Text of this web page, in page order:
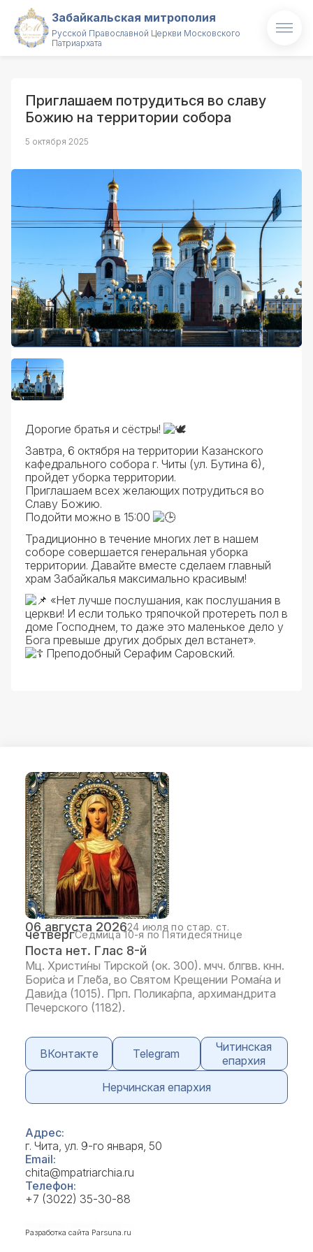
Забайкальская митрополия
Русской Православной Церкви Московского
Патриархата
Митрополит
Образование
Святые и святыни
Контакты
Приглашаем потрудиться во славу
Божию на территории собора
5 октября 2025
Дорогие братья и сёстры!
Завтра, 6 октября на территории Казанского
кафедрального собора г. Читы (ул. Бутина 6),
пройдет уборка территории.
Приглашаем всех желающих потрудиться во
Славу Божию.
Подойти можно в 15:00
Традиционно в течение многих лет в нашем
соборе совершается генеральная уборка
территории. Давайте вместе сделаем главный
храм Забайкалья максимально красивым!
«Нет лучше послушания, как послушания в
церкви! И если только тряпочкой протереть пол в
доме Господнем, то даже это маленькое дело у
Бога превыше других добрых дел встанет».
Преподобный Серафим Саровский.
06 августа 202624 июля по стар. ст.
четвергСедмица 10-я по Пятидесятнице
Поста нет. Глас 8-й
Мц. Христи́ны Тирской (ок. 300). мчч. блгвв. кнн.
Бори́са и Гле́ба, во Святом Крещении Рома́на и
Дави́да (1015). Прп. Полика́рпа, архимандрита
Печерского (1182).
ВКонтакте Telegram
Читинская
епархия
Нерчинская епархия
Адрес:
г. Чита, ул. 9-го января, 50
Email:
chita@mpatriarchia.ru
Телефон:
+7 (3022) 35-30-88
Разработка сайта Parsuna.ru